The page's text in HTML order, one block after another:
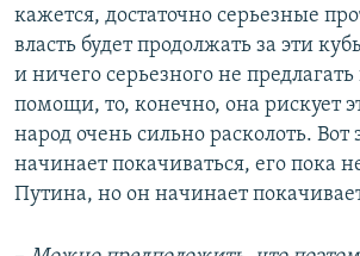
кажется, достаточно серьезные
власть будет продолжать за эти
и ничего серьезного не предлагать
помощи, то, конечно, она рискует
народ очень сильно расколоть. Вот
начинает покачиваться, его пока
Путина, но он начинает